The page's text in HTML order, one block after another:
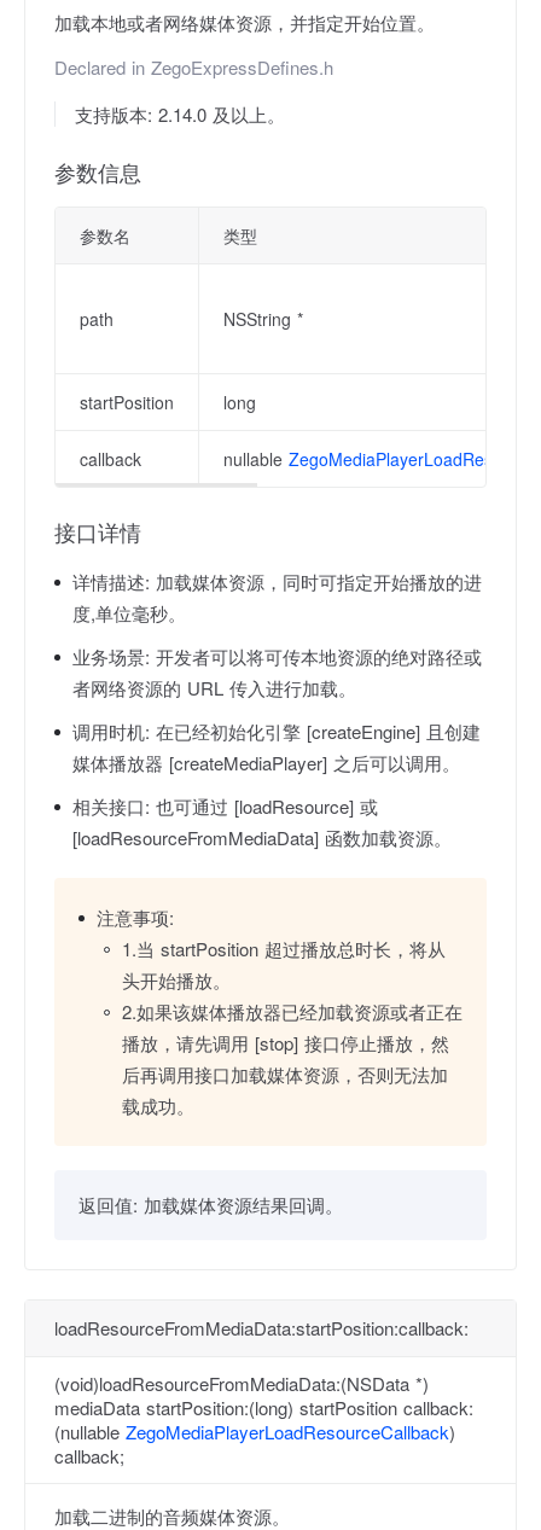
加载本地或者网络媒体资源，并指定开始位置。
Declared in ZegoExpressDefines.h
支持版本: 2.14.0 及以上。
参数信息
参数名 类型
path NSString *
startPosition long
callback nullable
接口详情
详情描述: 加载媒体资源，同时可指定开始播放的进
度,单位毫秒。
业务场景: 开发者可以将可传本地资源的绝对路径或
者网络资源的 URL 传入进行加载。
调用时机: 在已经初始化引擎 [createEngine] 且创建
媒体播放器 [createMediaPlayer] 之后可以调用。
相关接口: 也可通过 [loadResource] 或
[loadResourceFromMediaData] 函数加载资源。
注意事项:
1.当 startPosition 超过播放总时长，将从
头开始播放。
2.如果该媒体播放器已经加载资源或者正在
播放，请先调用 [stop] 接口停止播放，然
后再调用接口加载媒体资源，否则无法加
载成功。
返回值: 加载媒体资源结果回调。
loadResourceFromMediaData:startPosition:callback:
(void)loadResourceFromMediaData:(NSData *)
mediaData startPosition:(long) startPosition callback:
(nullable ZegoMediaPlayerLoadResourceCallback)
callback;
加载二进制的音频媒体资源。